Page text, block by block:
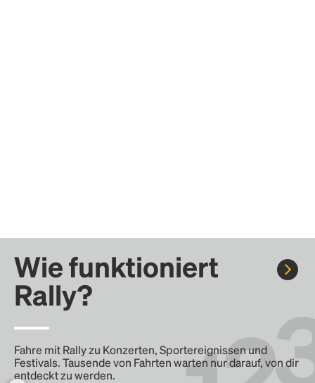
Wie funktioniert
Rally?
Fahre mit Rally zu Konzerten, Sportereignissen und
Festivals. Tausende von Fahrten warten nur darauf, von dir
entdeckt zu werden.